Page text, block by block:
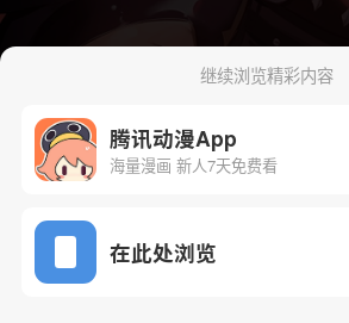
下一话 腾漫
继续浏览精彩内容
腾讯动漫App
海量漫画 新人7天免费看
在此处浏览